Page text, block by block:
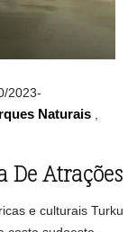
2023-
Naturais,
De Atrações
e culturais Turku